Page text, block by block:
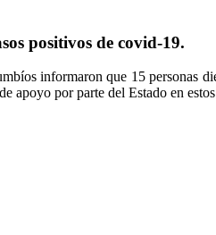
positivos de covid-19.
informaron que 15 personas
apoyo por parte del Estado en